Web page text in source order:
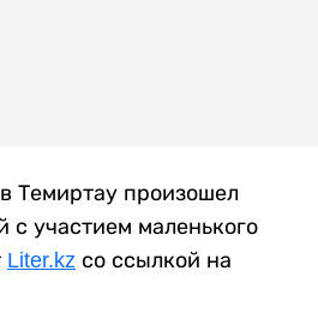
Темиртау произошел
с участием маленького
Liter.kz со ссылкой на